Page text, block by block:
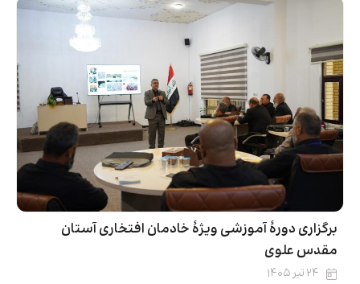
برگزاری دورۀ آموزشی ویژۀ خادمان افتخاری آستان
مقدس علوی
۲۴ تیر ۱۴۰۵